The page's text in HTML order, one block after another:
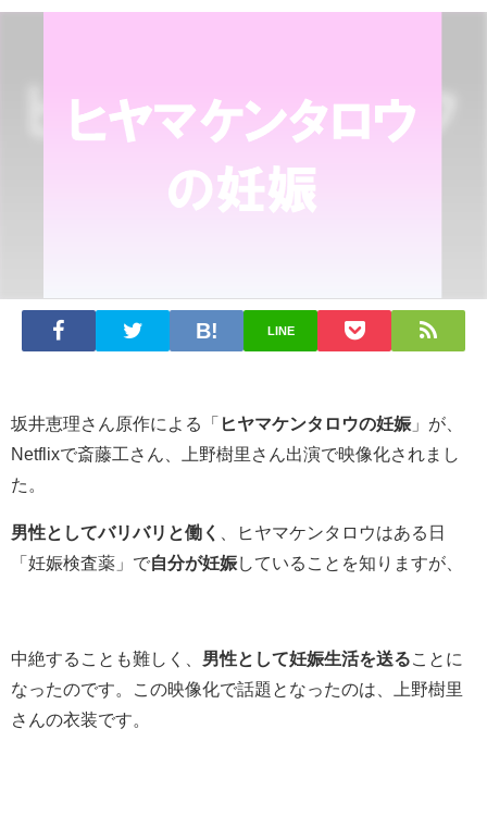
LINE
坂井恵理さん原作による「 ヒヤマケンタロウの妊娠」が、
Netflixで斎藤工さん、上野樹里さん出演で映像化されまし
た。
男性としてバリバリと働く
、ヒヤマケンタロウはある日
「妊娠検査薬」で自分が妊娠していることを知りますが、
中絶することも難しく、 男性として妊娠生活を送る ことに
なったのです。この映像化で話題となったのは、上野樹里
さんの衣装です。